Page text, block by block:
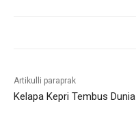
Artikulli paraprak
Kelapa Kepri Tembus Dunia